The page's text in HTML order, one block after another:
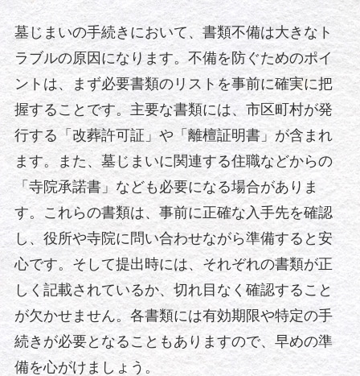
墓じまいの手続きにおいて、書類不備は大きなト
ラブルの原因になります。不備を防ぐためのポイ
ントは、まず必要書類のリストを事前に確実に把
握することです。主要な書類には、市区町村が発
行する「改葬許可証」や「離檀証明書」が含まれ
ます。また、墓じまいに関連する住職などからの
「寺院承諾書」なども必要になる場合がありま
す。これらの書類は、事前に正確な入手先を確認
し、役所や寺院に問い合わせながら準備すると安
心です。そして提出時には、それぞれの書類が正
しく記載されているか、切れ目なく確認すること
が欠かせません。各書類には有効期限や特定の手
続きが必要となることもありますので、早めの準
備を心がけましょう。